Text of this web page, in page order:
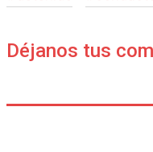
Déjanos tus